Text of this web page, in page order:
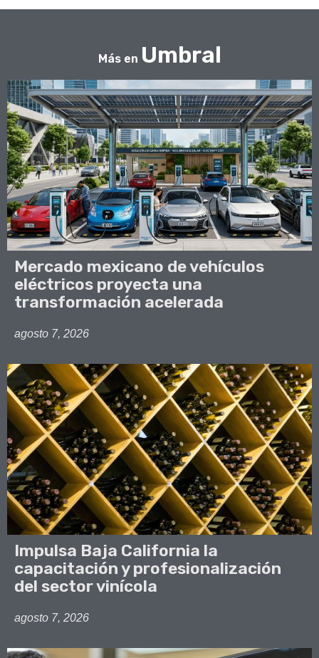
Más en Umbral
Mercado mexicano de vehículos
eléctricos proyecta una
transformación acelerada
agosto 7, 2026
Impulsa Baja California la
capacitación y profesionalización
del sector vinícola
agosto 7, 2026